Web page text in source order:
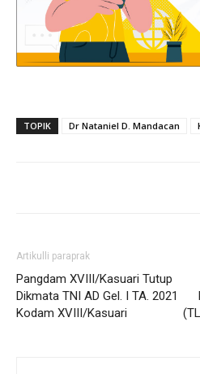
TOPIK Dr Nataniel D. Mandacan
Artikulli paraprak
Pangdam XVIII/Kasuari Tutup
Dikmata TNI AD Gel. I TA. 2021
Kodam XVIII/Kasuari